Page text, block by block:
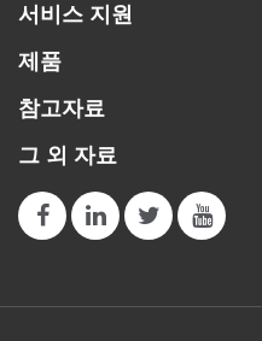
서비스 지원
제품
참고자료
그 외 자료